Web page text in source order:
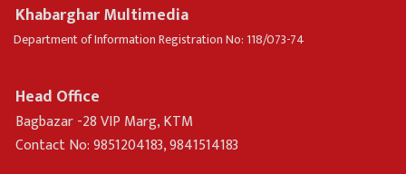
Khabarghar Multimedia
Department of Information Registration No: 118/073-74
Head Office
Bagbazar -28 VIP Marg, KTM
Contact No: 9851204183, 9841514183